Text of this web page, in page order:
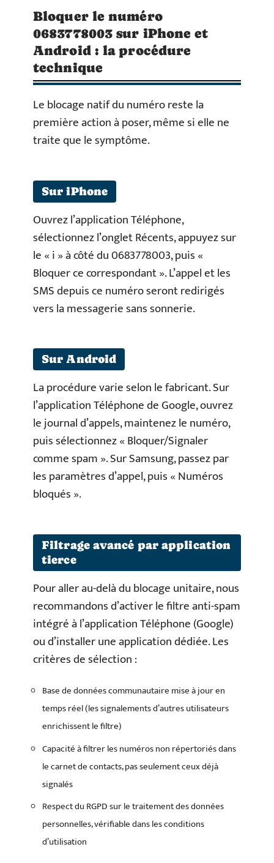
Bloquer le numéro
0683778003 sur iPhone et
Android : la procédure
technique
Le blocage natif du numéro reste la
première action à poser, même si elle ne
traite que le symptôme.
Sur iPhone
Ouvrez l’application Téléphone,
sélectionnez l’onglet Récents, appuyez sur
le « i » à côté du 0683778003, puis «
Bloquer ce correspondant ». L’appel et les
SMS depuis ce numéro seront redirigés
vers la messagerie sans sonnerie.
Sur Android
La procédure varie selon le fabricant. Sur
l’application Téléphone de Google, ouvrez
le journal d’appels, maintenez le numéro,
puis sélectionnez « Bloquer/Signaler
comme spam ». Sur Samsung, passez par
les paramètres d’appel, puis « Numéros
bloqués ».
Filtrage avancé par application
tierce
Pour aller au-delà du blocage unitaire, nous
recommandons d’activer le filtre anti-spam
intégré à l’application Téléphone (Google)
ou d’installer une application dédiée. Les
critères de sélection :
Base de données communautaire mise à jour en
temps réel (les signalements d’autres utilisateurs
enrichissent le filtre)
Capacité à filtrer les numéros non répertoriés dans
le carnet de contacts, pas seulement ceux déjà
signalés
Respect du RGPD sur le traitement des données
personnelles, vérifiable dans les conditions
d’utilisation